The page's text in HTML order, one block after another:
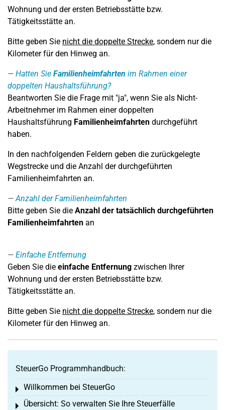
Wohnung und der ersten Betriebsstätte bzw.
Tätigkeitsstätte an.
Bitte geben Sie nicht die doppelte Strecke, sondern nur die
Kilometer für den Hinweg an.
Hatten Sie Familienheimfahrten im Rahmen einer
doppelten Haushaltsführung?
Beantworten Sie die Frage mit "ja", wenn Sie als Nicht-
Arbeitnehmer im Rahmen einer doppelten
Haushaltsführung Familienheimfahrten durchgeführt
haben.
In den nachfolgenden Feldern geben die zurückgelegte
Wegstrecke und die Anzahl der durchgeführten
Familienheimfahrten an.
Anzahl der Familienheimfahrten
Bitte geben Sie die Anzahl der tatsächlich durchgeführten
Familienheimfahrten an
Einfache Entfernung
Geben Sie die einfache Entfernung zwischen Ihrer
Wohnung und der ersten Betriebsstätte bzw.
Tätigkeitsstätte an.
Bitte geben Sie nicht die doppelte Strecke, sondern nur die
Kilometer für den Hinweg an.
SteuerGo Programmhandbuch:
Willkommen bei SteuerGo
Toggle menu
Übersicht: So verwalten Sie Ihre Steuerfälle
Toggle menu